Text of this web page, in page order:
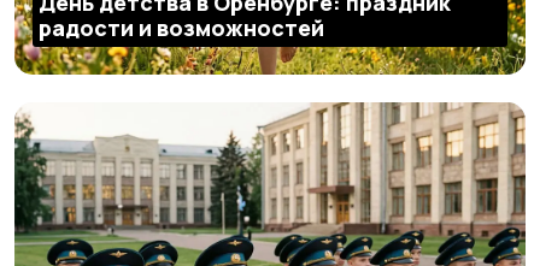
радости и возможностей